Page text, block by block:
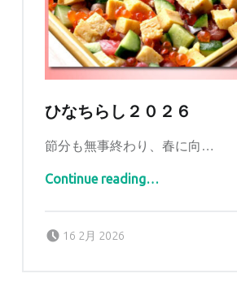
ひなちらし２０２６
節分も無事終わり、春に向…
Continue reading“ひなちらし２０２６”
…
16 2月 2026